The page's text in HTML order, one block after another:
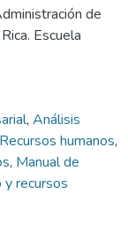
de
Escuela
, Análisis
Recursos humanos,
, Manual de
recursos